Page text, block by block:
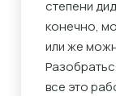
степени
конечно,
или же
все это